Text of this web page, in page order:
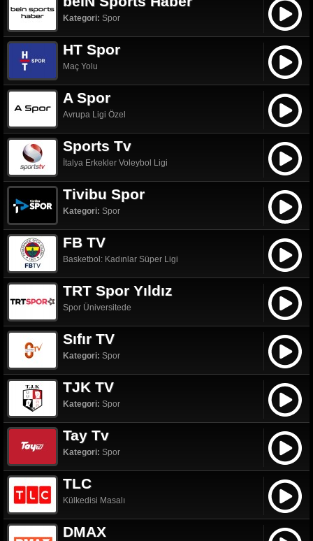
Kategori: Spor
HT Spor
Maç Yolu
A Spor
Avrupa Ligi Özel
Sports Tv
İtalya Erkekler Voleybol Ligi
Tivibu Spor
Kategori: Spor
FB TV
Basketbol: Kadınlar Süper Ligi
TRT Spor Yıldız
Spor Üniversitede
Sıfır TV
Kategori: Spor
TJK TV
Kategori: Spor
Tay Tv
Kategori: Spor
TLC
Külkedisi Masalı
DMAX